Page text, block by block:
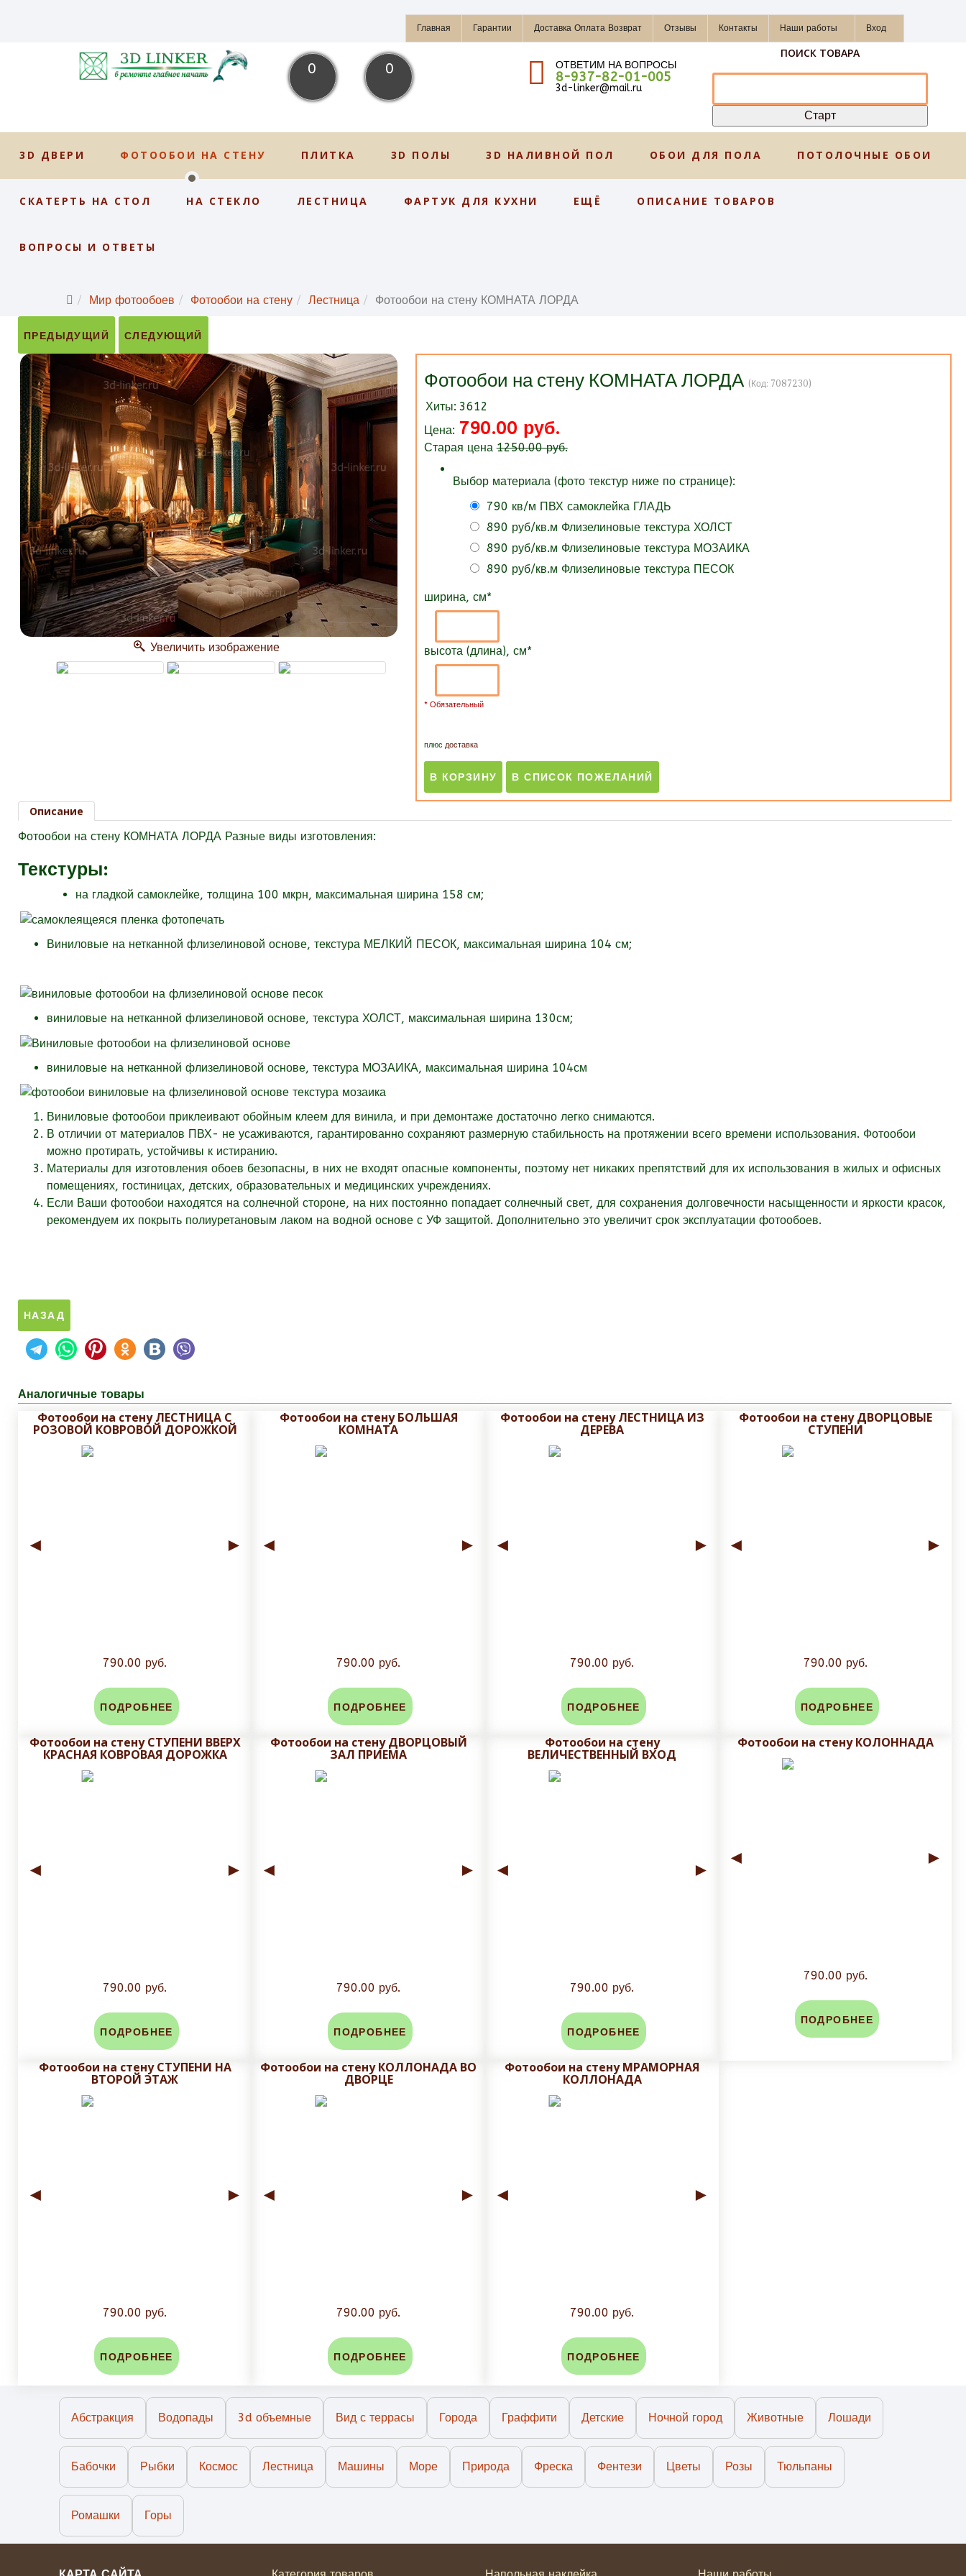
Главная Гарантии Доставка Оплата Возврат Отзывы Контакты Наши работы Вход
0 0 ОТВЕТИМ НА ВОПРОСЫ
8-937-82-01-005
3d-linker@mail.ru
ПОИСК ТОВАРА
3D ДВЕРИ ФОТООБОИ НА СТЕНУ ПЛИТКА 3D ПОЛЫ 3D НАЛИВНОЙ ПОЛ ОБОИ ДЛЯ ПОЛА ПОТОЛОЧНЫЕ ОБОИ
СКАТЕРТЬ НА СТОЛ НА СТЕКЛО ЛЕСТНИЦА ФАРТУК ДЛЯ КУХНИ ЕЩЁ ОПИСАНИЕ ТОВАРОВ
ВОПРОСЫ И ОТВЕТЫ
Мир фотообоев Фотообои на стену Лестница Фотообои на стену КОМНАТА ЛОРДА
ПРЕДЫДУЩИЙ СЛЕДУЮЩИЙ
Увеличить изображение
Фотообои на стену КОМНАТА ЛОРДА (Код: 7087230)
Хиты: 3612
Цена: 790.00 руб.
Старая цена1250.00 руб.
Выбор материала (фото текстур ниже по странице):
790 кв/м ПВХ самоклейка ГЛАДЬ
890 руб/кв.м Флизелиновые текстура ХОЛСТ
890 руб/кв.м Флизелиновые текстура МОЗАИКА
890 руб/кв.м Флизелиновые текстура ПЕСОК
ширина, см*
высота (длина), см*
* Обязательный
плюс доставка
Описание
Фотообои на стену КОМНАТА ЛОРДА Разные виды изготовления:
Текстуры:
на гладкой самоклейке, толщина 100 мкрн, максимальная ширина 158 см;
Виниловые на нетканной флизелиновой основе, текстура МЕЛКИЙ ПЕСОК, максимальная ширина 104 см;
виниловые на нетканной флизелиновой основе, текстура ХОЛСТ, максимальная ширина 130см;
виниловые на нетканной флизелиновой основе, текстура МОЗАИКА, максимальная ширина 104см
Виниловые фотообои приклеивают обойным клеем для винила, и при демонтаже достаточно легко снимаются.
В отличии от материалов ПВХ- не усаживаются, гарантированно сохраняют размерную стабильность на протяжении всего времени использования. Фотообои
можно протирать, устойчивы к истиранию.
Материалы для изготовления обоев безопасны, в них не входят опасные компоненты, поэтому нет никаких препятствий для их использования в жилых и офисных
помещениях, гостиницах, детских, образовательных и медицинских учреждениях.
Если Ваши фотообои находятся на солнечной стороне, на них постоянно попадает солнечный свет, для сохранения долговечности насыщенности и яркости красок,
рекомендуем их покрыть полиуретановым лаком на водной основе с УФ защитой. Дополнительно это увеличит срок эксплуатации фотообоев.
Аналогичные товары
Фотообои на стену ЛЕСТНИЦА С
РОЗОВОЙ КОВРОВОЙ ДОРОЖКОЙ
◄ ►
790.00 руб.
ПОДРОБНЕЕ
Фотообои на стену БОЛЬШАЯ
КОМНАТА
◄ ►
790.00 руб.
ПОДРОБНЕЕ
Фотообои на стену ЛЕСТНИЦА ИЗ
ДЕРЕВА
◄ ►
790.00 руб.
ПОДРОБНЕЕ
Фотообои на стену ДВОРЦОВЫЕ
СТУПЕНИ
◄ ►
790.00 руб.
ПОДРОБНЕЕ
Фотообои на стену СТУПЕНИ ВВЕРХ
КРАСНАЯ КОВРОВАЯ ДОРОЖКА
◄ ►
790.00 руб.
ПОДРОБНЕЕ
Фотообои на стену ДВОРЦОВЫЙ
ЗАЛ ПРИЕМА
◄ ►
790.00 руб.
ПОДРОБНЕЕ
Фотообои на стену
ВЕЛИЧЕСТВЕННЫЙ ВХОД
◄ ►
790.00 руб.
ПОДРОБНЕЕ
Фотообои на стену КОЛОННАДА
◄ ►
790.00 руб.
ПОДРОБНЕЕ
Фотообои на стену СТУПЕНИ НА
ВТОРОЙ ЭТАЖ
◄ ►
790.00 руб.
ПОДРОБНЕЕ
Фотообои на стену КОЛЛОНАДА ВО
ДВОРЦЕ
◄ ►
790.00 руб.
ПОДРОБНЕЕ
Фотообои на стену МРАМОРНАЯ
КОЛЛОНАДА
◄ ►
790.00 руб.
ПОДРОБНЕЕ
Абстракция Водопады 3d объемные Вид с террасы Города Граффити Детские Ночной город Животные Лошади
Бабочки Рыбки Космос Лестница Машины Море Природа Фреска Фентези Цветы Розы Тюльпаны
Ромашки Горы